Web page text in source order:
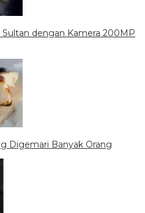
Sultan dengan Kamera 200MP
Digemari Banyak Orang